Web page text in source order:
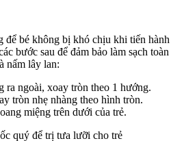
để bé không bị khó chịu khi tiến hành
bước sau để đảm bảo làm sạch toàn
nấm lây lan:
ra ngoài, xoay tròn theo 1 hướng.
tròn nhẹ nhàng theo hình tròn.
miệng trên dưới của trẻ.